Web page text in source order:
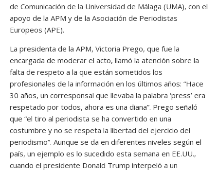
de Comunicación de la Universidad de Málaga (UMA), con el
apoyo de la APM y de la Asociación de Periodistas
Europeos (APE).
La presidenta de la APM, Victoria Prego, que fue la
encargada de moderar el acto, llamó la atención sobre la
falta de respeto a la que están sometidos los
profesionales de la información en los últimos años: “Hace
30 años, un corresponsal que llevaba la palabra ‘press’ era
respetado por todos, ahora es una diana”. Prego señaló
que “el tiro al periodista se ha convertido en una
costumbre y no se respeta la libertad del ejercicio del
periodismo”. Aunque se da en diferentes niveles según el
país, un ejemplo es lo sucedido esta semana en EE.UU.,
cuando el presidente Donald Trump interpeló a un